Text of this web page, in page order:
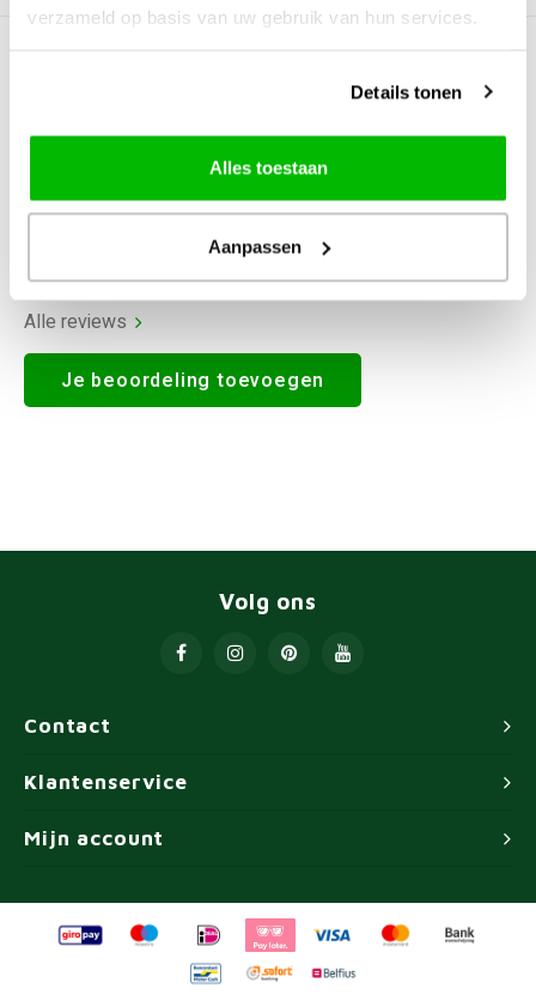
verzameld op basis van uw gebruik van hun services.
Details tonen
Alles toestaan
Aanpassen
0Reviews
Alle reviews
Je beoordeling toevoegen
Contact
Volg ons
Klantenservice
Mijn account